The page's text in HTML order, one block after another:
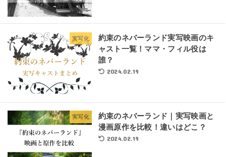
実写化
約束のネバーランド実写映画のキ
ャスト一覧！ママ・フィル役は
誰？
2024.02.19
実写化
約束のネバーランド｜実写映画と
漫画原作を比較！違いはどこ？
2024.02.19